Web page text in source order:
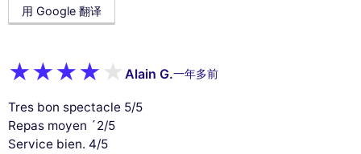
用 Google 翻译
Alain G.一年多前
Tres bon spectacle 5/5
Repas moyen ´2/5
Service bien. 4/5